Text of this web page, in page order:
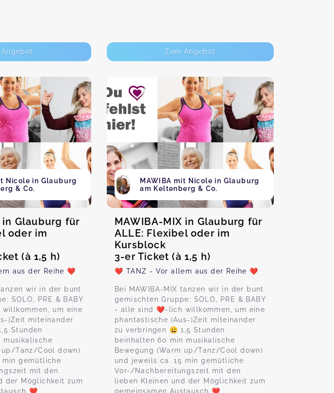
Zum Angebot
Nicole in Glauburg
& Co.
in Glauburg für
oder im
(à 1,5 h)
aus der Reihe ❤️
wir in der bunt
SOLO, PRE & BABY
um eine
)Zeit miteinander
Stunden
musikalische
up/Tanz/Cool down)
min gemütliche
mit den
der Möglichkeit zum
❤️
MAWIBA mit Nicole in Glauburg
am Keltenberg & Co.
MAWIBA-MIX in Glauburg für
ALLE: Flexibel oder im
Kursblock
3-er Ticket (à 1,5 h)
❤️ TANZ - Vor allem aus der Reihe ❤️
Bei MAWIBA-MIX tanzen wir in der bunt
gemischten Gruppe: SOLO, PRE & BABY
- alle sind ❤️-lich willkommen, um eine
phantastische (Aus-)Zeit miteinander
zu verbringen 😀 1,5 Stunden
beinhalten 60 min musikalische
Bewegung (Warm up/Tanz/Cool down)
und jeweils ca. 15 min gemütliche
Vor-/Nachbereitungszeit mit den
lieben Kleinen und der Möglichkeit zum
gemeinsamen Austausch ❤️